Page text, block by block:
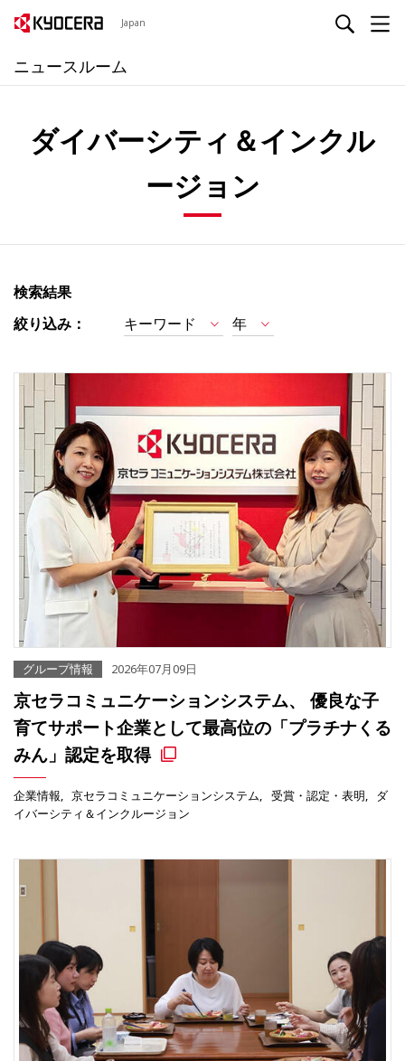
Japan
ニュースルーム
ダイバーシティ＆インクル
ージョン
検索結果
絞り込み：
キーワード 年
グループ情報 2026年07月09日
京セラコミュニケーションシステム、 優良な子
育てサポート企業として最高位の「プラチナくる
みん」認定を取得
企業情報 京セラコミュニケーションシステム 受賞・認定・表明
ダ
イバーシティ＆インクルージョン